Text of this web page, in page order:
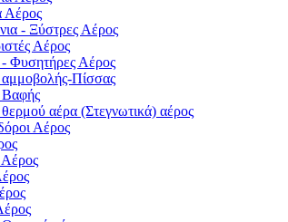
Αέρος
- Ξύστρες Αέρος
Αέρος
- Φυσητήρες Αέρος
αμμοβολής-Πίσσας
Βαφής
αέρα (Στεγνωτικά) αέρος
Αέρος
Αέρος